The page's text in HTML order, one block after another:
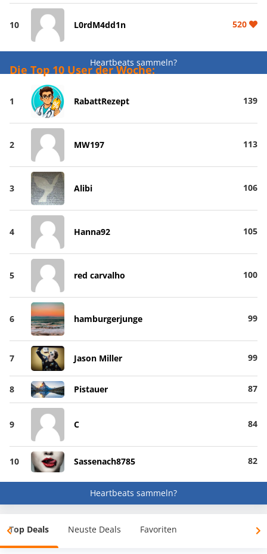
10 L0rdM4dd1n 520
Heartbeats sammeln?
Die Top 10 User der Woche:
1 RabattRezept 139
2 MW197 113
3 Alibi 106
4 Hanna92 105
5 red carvalho 100
6 hamburgerjunge 99
7 Jason Miller 99
8 Pistauer 87
9 C 84
10 Sassenach8785 82
Heartbeats sammeln?
Top Deals Neuste Deals Favoriten